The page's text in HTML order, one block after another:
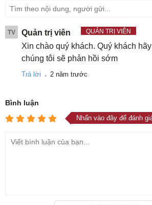
TV Quản trị viên QUẢN TRỊ VIÊN
Xin chào quý khách. Quý khách
chúng tôi sẽ phản hồi sớm
Trả lời . 2 năm trước
Bình luận
Nhấn vào đây để đánh